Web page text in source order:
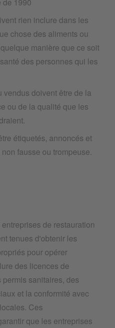
rien inclure dans les
chose des aliments ou
manière que ce soit
des personnes qui les
vendus doivent être de la
ou de la qualité que les
étiquetés, annoncés et
fausse ou trompeuse.
entreprises de restauration
tenues d'obtenir les
pour opérer
des licences de
sanitaires, des
et la conformité avec
Ces
que les entreprises